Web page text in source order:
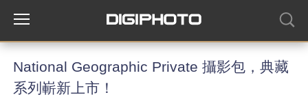
National Geographic Private 攝影包，典藏
系列嶄新上市！